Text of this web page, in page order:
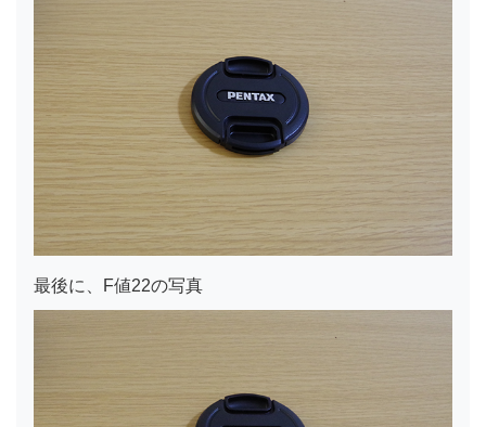
最後に、F値22の写真